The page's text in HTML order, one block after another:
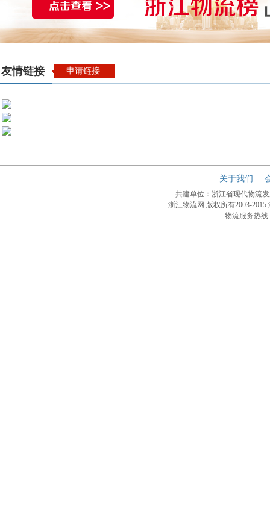
友情链接 申请链接
关于我们
共建单位：浙江省现代物流
浙江物流网 版权所有2003-2015
物流服务热线